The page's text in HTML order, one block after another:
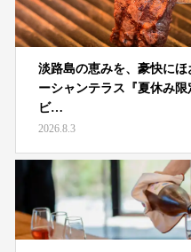
淡路島の恵みを、豪快にほ
ーシャンテラス『夏休み限
ビ…
2026.8.3